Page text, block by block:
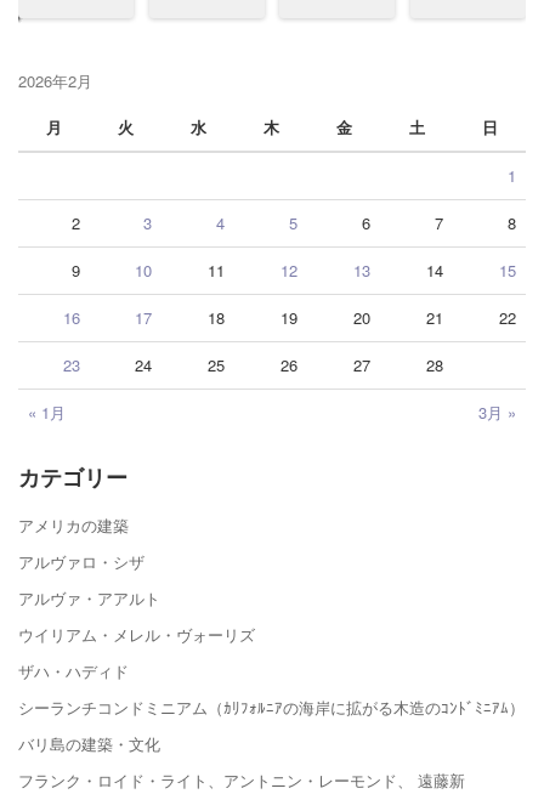
2026年2月
月
火 水 木 金 土 日
« 1月 3月 »
1
2 3 4 5 6 7 8
9 10 11 12 13 14 15
16 17 18 19 20 21 22
23 24 25 26 27 28
カテゴリー
アメリカの建築
アルヴァロ・シザ
アルヴァ・アアルト
ウイリアム・メレル・ヴォーリズ
ザハ・ハディド
シーランチコンドミニアム（ｶﾘﾌｫﾙﾆｱの海岸に拡がる木造のｺﾝﾄﾞﾐﾆｱﾑ）
バリ島の建築・文化
フランク・ロイド・ライト、アントニン・レーモンド、 遠藤新